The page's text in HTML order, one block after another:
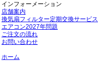
インフォーメーション
店舗案内
換気扇フィルター定期交換サービス
エアコン2027年問題
ご注文の流れ
お問い合わせ
ホーム